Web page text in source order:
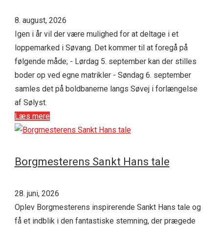
8. august, 2026
Igen i år vil der være mulighed for at deltage i et
loppemarked i Søvang. Det kommer til at foregå på
følgende måde; - Lørdag 5. september kan der stilles
boder op ved egne matrikler - Søndag 6. september
samles det på boldbanerne langs Søvej i forlængelse
af Sølyst.
Læs mere
Borgmesterens Sankt Hans tale
28. juni, 2026
Oplev Borgmesterens inspirerende Sankt Hans tale og
få et indblik i den fantastiske stemning, der prægede